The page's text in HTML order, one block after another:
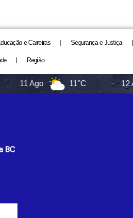
e Carreiras Segurança e Justiça
Região
11°C 12 Ago
BC